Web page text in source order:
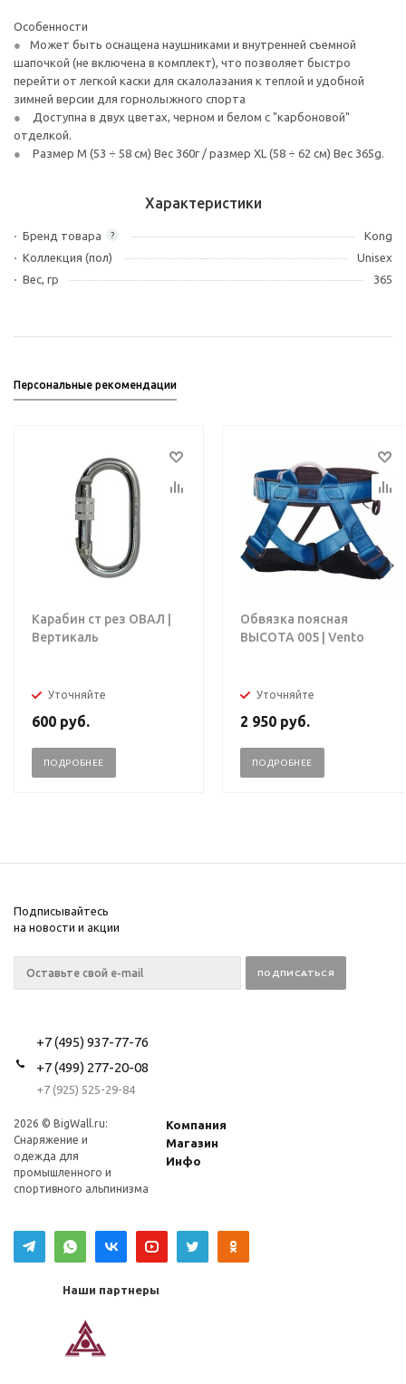
Особенности
Может быть оснащена наушниками и внутренней съемной
шапочкой (не включена в комплект), что позволяет быстро
перейти от легкой каски для скалолазания к теплой и удобной
зимней версии для горнолыжного спорта
Доступна в двух цветах, черном и белом с "карбоновой"
отделкой.
Размер М (53 ÷ 58 см) Вес 360г / размер XL (58 ÷ 62 см) Вес 365g.
Характеристики
?
Бренд товара
Kong
Коллекция (пол)
Unisex
Вес, гр
365
Персональные рекомендации
Карабин ст рез ОВАЛ |
Вертикаль
Уточняйте
600 руб.
ПОДРОБНЕЕ
Обвязка поясная
ВЫСОТА 005 | Vento
Уточняйте
2 950 руб.
ПОДРОБНЕЕ
Подписывайтесь
на новости и акции
+7 (495) 937-77-76
+7 (499) 277-20-08
+7 (925) 525-29-84
2026 © BigWall.ru:
Снаряжение и
одежда для
промышленного и
спортивного альпинизма
Компания
Магазин
Инфо
Наши партнеры